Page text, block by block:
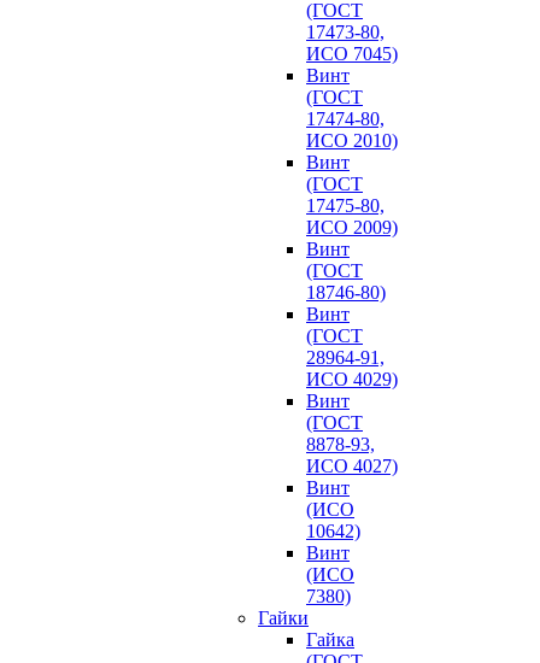
(ГОСТ
17473-80,
ИСО 7045)
Винт
(ГОСТ
17474-80,
ИСО 2010)
Винт
(ГОСТ
17475-80,
ИСО 2009)
Винт
(ГОСТ
18746-80)
Винт
(ГОСТ
28964-91,
ИСО 4029)
Винт
(ГОСТ
8878-93,
ИСО 4027)
Винт
(ИСО
10642)
Винт
(ИСО
7380)
Гайки
Гайка